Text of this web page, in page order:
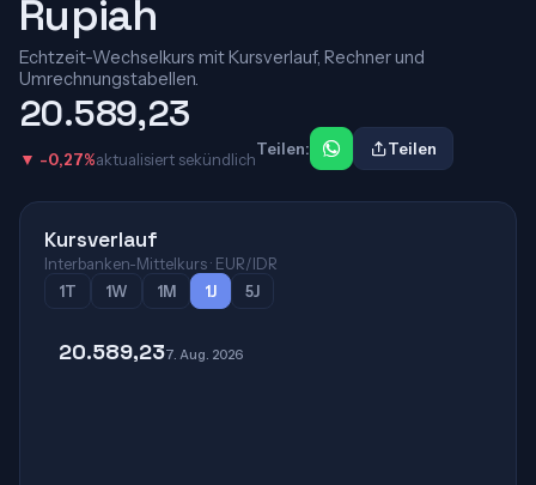
Rupiah
Echtzeit-Wechselkurs mit Kursverlauf, Rechner und
Umrechnungstabellen.
20.589,23
▼ -0,27%aktualisiert sekündlich
Teilen: Teilen
Kursverlauf
Interbanken-Mittelkurs · EUR/IDR
1T
1W 1M 1J 5J
20.589,237. Aug. 2026